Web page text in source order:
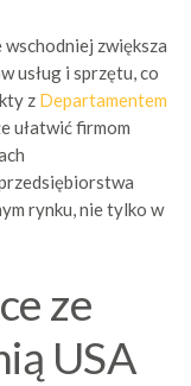
zwiększa
usług i sprzętu, co
z Departamentem
ułatwić firmom
rynku, nie tylko w
ze
USA